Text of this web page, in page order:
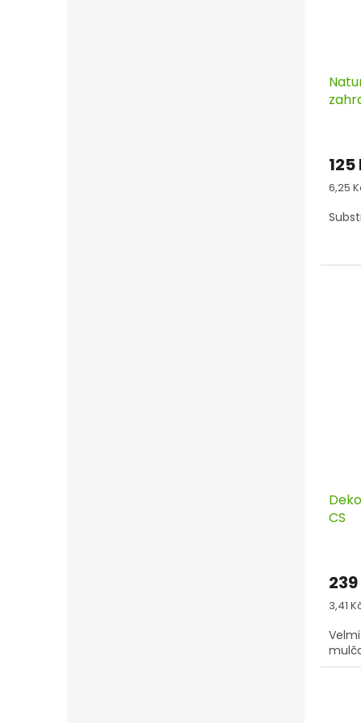
125
Měrná
6,25
CS
Měrná
3,41